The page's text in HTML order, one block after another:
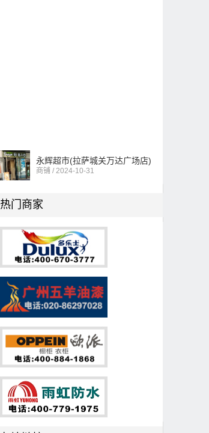
永辉超市(拉萨城关万达广场店)
商铺 / 2024-10-31
热门商家